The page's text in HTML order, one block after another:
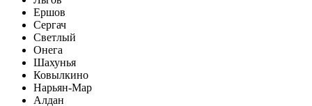
Ершов
Сергач
Светлый
Онега
Шахунья
Ковылкино
Нарьян-Мар
Алдан